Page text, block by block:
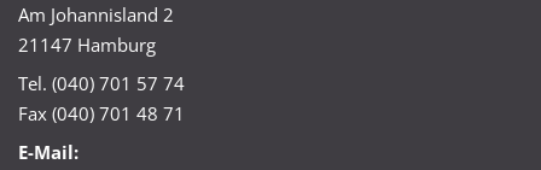
Am Johannisland 2
21147 Hamburg
Tel. (040) 701 57 74
Fax (040) 701 48 71
E-Mail: